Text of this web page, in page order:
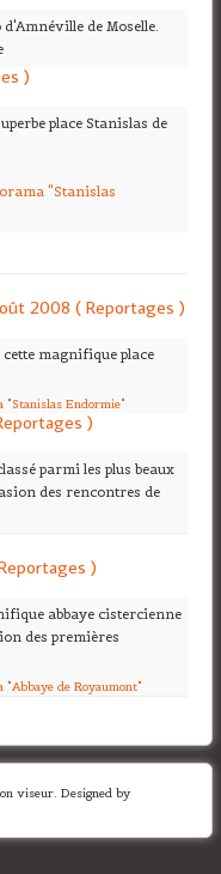
de Moselle.
)
place Stanislas de
"Stanislas
2008 ( Reportages )
magnifique place
"Stanislas Endormie"
)
parmi les plus beaux
des rencontres de
)
abbaye cistercienne
des premières
de Royaumont"
viseur. Designed by